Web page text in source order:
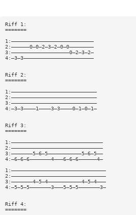
Riff 1:
=======
1:———————————————————————————
2:——————0—0—2—3—2—0—0————————
3:———————————————————0—2—3—2—
4:—3—3———————————————————————
Riff 2:
=======
1:————————————————————————————
2:————————————————————————————
3:————————————————————————————
4:—3—3————1————3—3————0—1—0—1—
Riff 3:
=======
1:——————————————————————————————
2:——————————————————————————————
3:———————5—6—5———————————5—6—5——
4:—6—6—6———————4———6—6—6——————4—
1:———————————————————————————————
2:———————————————————————————————
3:———————4—5—4———————————4—5—4———
4:—5—5—5———————3———5—5—5———————3—
Riff 4:
=======